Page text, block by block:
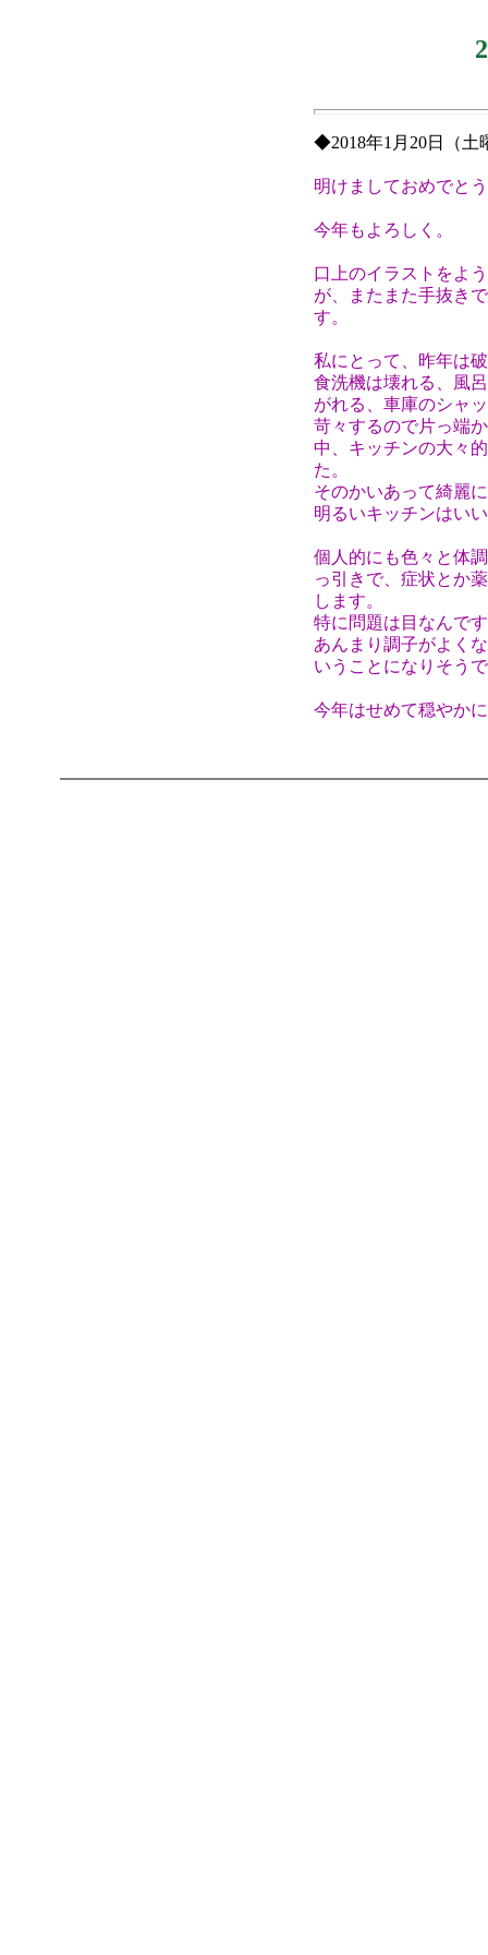
◆2018年1月20日（土
明けましておめでと
今年もよろしく。
口上のイラストをよ
が、またまた手抜き
す。
私にとって、昨年は
食洗機は壊れる、風
がれる、車庫のシャ
苛々するので片っ端
中、キッチンの大々
た。
そのかいあって綺麗
明るいキッチンはい
個人的にも色々と体
っ引きで、症状とか
します。
特に問題は目なんで
あんまり調子がよく
いうことになりそう
今年はせめて穏やか